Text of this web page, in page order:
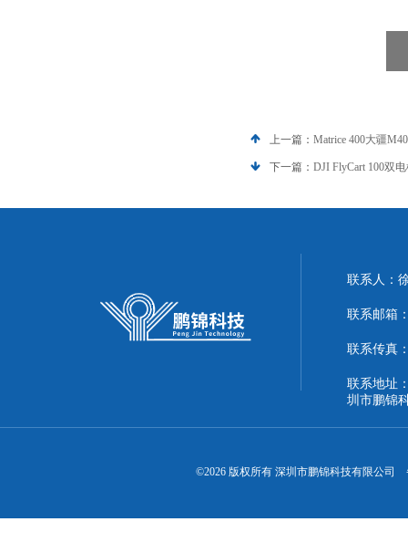
上一篇： Matrice 400大疆
下一篇： DJI FlyCart 100双
联系人：
联系邮箱
联系传真
联系地址
圳市鹏锦
©2026 版权所有 深圳市鹏锦科技有限公司